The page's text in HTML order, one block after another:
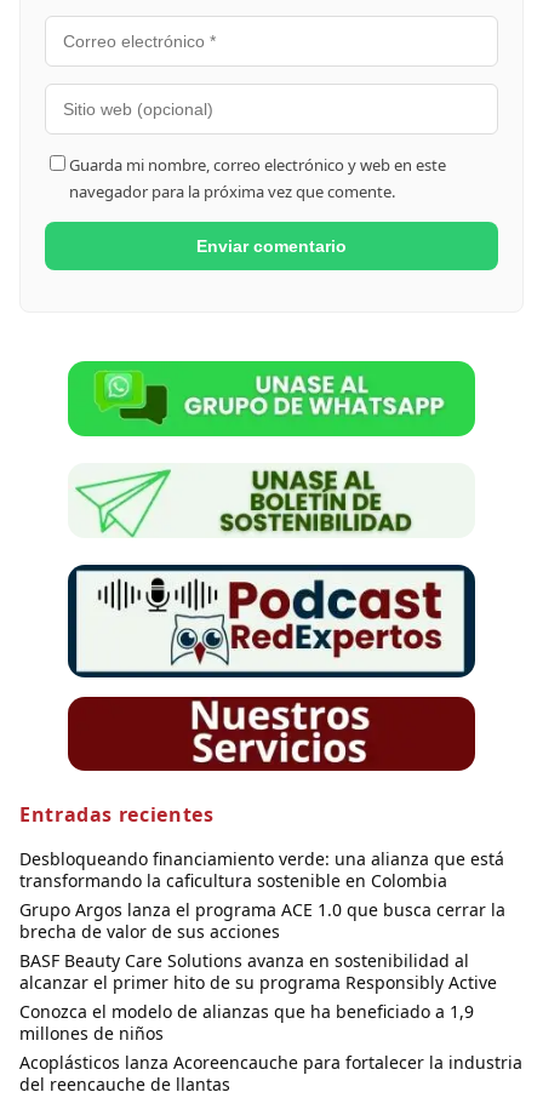
Guarda mi nombre, correo electrónico y web en este
navegador para la próxima vez que comente.
Entradas recientes
Desbloqueando financiamiento verde: una alianza que está
transformando la caficultura sostenible en Colombia
Grupo Argos lanza el programa ACE 1.0 que busca cerrar la
brecha de valor de sus acciones
BASF Beauty Care Solutions avanza en sostenibilidad al
alcanzar el primer hito de su programa Responsibly Active
Conozca el modelo de alianzas que ha beneficiado a 1,9
millones de niños
Acoplásticos lanza Acoreencauche para fortalecer la industria
del reencauche de llantas